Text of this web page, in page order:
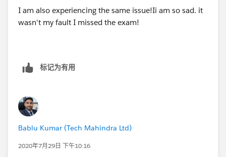
I am also experiencing the same issue!Ii am so sad. it
wasn't my fault I missed the exam!
标记为有用
Bablu Kumar (Tech Mahindra Ltd)
2020年7月29日 下午10:16